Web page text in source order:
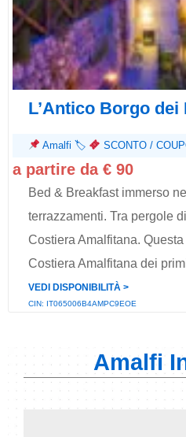
L’Antico Borgo dei
Amalfi 🏷 SCONTO /
a partire da € 90
Bed & Breakfast immerso
terrazzamenti. Tra pergole
Costiera Amalfitana.
Costiera Amalfitana dei
VEDI DISPONIBILITÀ ˃
CIN: IT065006B4AMPC9EOE
Amalfi